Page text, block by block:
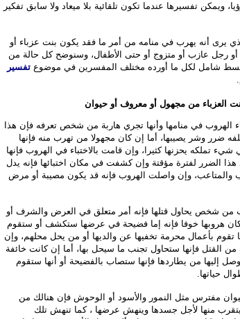
ويمكن تفسيرها عندما تكون تلقائية بلا ميعاد ولا سابق تفكير
يرى أنه يهرب في منامه من أمر ما فقد يكون بنت عزباء أو
أو رجل عازب أو متزوج أو حتى الأطفال، وسنوضح كل حالة من
شامل لكل ما أورده مختلف المفسرين في موضوع تفسير
.
العزباء من مجهول أو معروف أو حيوان
الهروب في منامها وأنها تجري هاربة من شخص تعرفه فإن هذا
وشر يصيبها، أما إن كان مجهولا من تهرب منه فإنها
تملكه يحزنها كثيرا، وإن قامت بالاختباء في الهروب فإنها
الضرر لفترة مؤقتة وإن كشفت في مكان اختبائها فإنه يدل
والمتاعب، وإن واصلت الهروب فإنه قد يكون مصيبة أو مرض
من شخص يحاول قتلها فإنه أمر متعلق في العرض والشرف أو
هروبها خوفا فإنه إما فضيحة في عرضها ستكشف أو ستقوم
تقوم بأعمال محرمة تخفيها عن والديها أو من يحل محلهم، وإن
القتل فإنها ستحاول تجنب ما سيحل بها، أما إن كانت خائفة
إليها من يطاردها فإنها ستصاب بالفضيحة أو أنها ستقوم
حياتها.
مفترس مثل النمور والأسود أو الوحوش فإن هنالك من
ويتقرب منها لأجل جسدها وينهش عرضها ، كما تنهش تلك